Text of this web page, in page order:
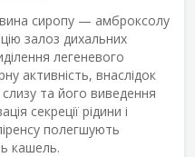
сиропу — амброксолу
залоз дихальних
легеневого
активність, внаслідок
та його виведення
секреції рідини і
полегшують
кашель.